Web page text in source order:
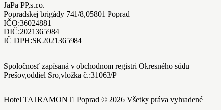
JaPa PP,s.r.o.
Popradskej brigády 741/8,05801 Poprad
IČO:36024881
DIČ:2021365984
IČ DPH:SK2021365984
Spoločnosť zapísaná v obchodnom registri Okresného súdu
Prešov,oddiel Sro,vložka č.:31063/P
Hotel TATRAMONTI Poprad © 2026 Všetky práva vyhradené